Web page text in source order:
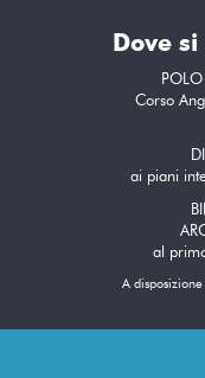
Dove
POLO
Corso
ai piani
al
A